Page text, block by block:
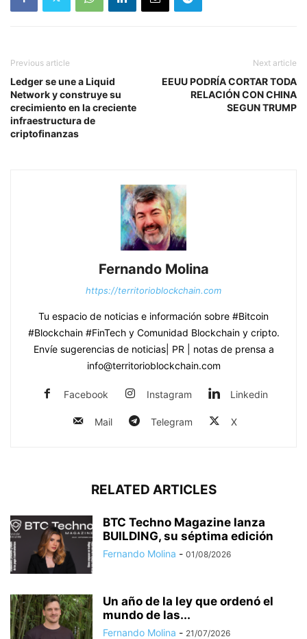
Previous article
Ledger se une a Liquid
Network y construye su
crecimiento en la creciente
infraestructura de
criptofinanzas
Next article
EEUU PODRÍA CORTAR TODA
RELACIÓN CON CHINA
SEGUN TRUMP
Fernando Molina
https://territorioblockchain.com
Tu espacio de noticias e información sobre #Bitcoin
#Blockchain #FinTech y Comunidad Blockchain y cripto.
Envíe sugerencias de noticias| PR | notas de prensa a
info@territorioblockchain.com
Facebook Instagram Linkedin
Mail Telegram X
RELATED ARTICLES
BTC Techno Magazine lanza
BUILDING, su séptima edición
Fernando Molina - 01/08/2026
Un año de la ley que ordenó el
mundo de las...
Fernando Molina - 21/07/2026